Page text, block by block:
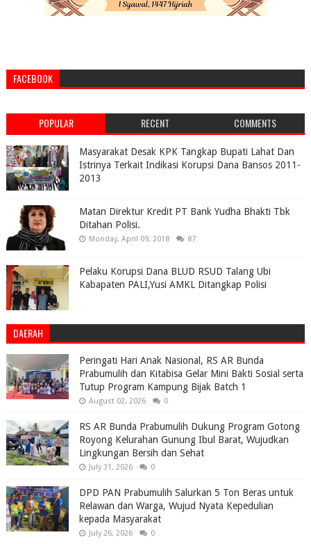
FACEBOOK
POPULAR RECENT COMMENTS
Masyarakat Desak KPK Tangkap Bupati Lahat Dan
Istrinya Terkait Indikasi Korupsi Dana Bansos 2011-
2013
Matan Direktur Kredit PT Bank Yudha Bhakti Tbk
Ditahan Polisi.
Monday, April 09, 2018 87
Pelaku Korupsi Dana BLUD RSUD Talang Ubi
Kabapaten PALI,Yusi AMKL Ditangkap Polisi
DAERAH
Peringati Hari Anak Nasional, RS AR Bunda
Prabumulih dan Kitabisa Gelar Mini Bakti Sosial serta
Tutup Program Kampung Bijak Batch 1
August 02, 2026 0
RS AR Bunda Prabumulih Dukung Program Gotong
Royong Kelurahan Gunung Ibul Barat, Wujudkan
Lingkungan Bersih dan Sehat
July 31, 2026 0
DPD PAN Prabumulih Salurkan 5 Ton Beras untuk
Relawan dan Warga, Wujud Nyata Kepedulian
kepada Masyarakat
July 26, 2026 0